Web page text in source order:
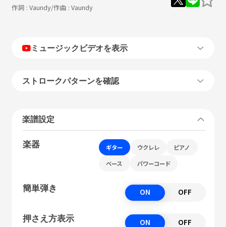
作詞 : Vaundy/作曲 : Vaundy
ミュージックビデオを表示
ストロークパターンを確認
楽譜設定
楽器 ギター ウクレレ ピアノ
ベース パワーコード
簡単弾き ON OFF
押さえ方表示 ON OFF